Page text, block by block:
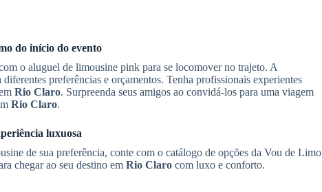
do início do evento
o aluguel de limousine pink para se locomover no trajeto. A
preferências e orçamentos. Tenha profissionais experientes
Rio Claro. Surpreenda seus amigos ao convidá-los para uma viagem
Rio Claro.
luxuosa
de sua preferência, conte com o catálogo de opções da Vou de Limo
chegar ao seu destino em Rio Claro com luxo e conforto.